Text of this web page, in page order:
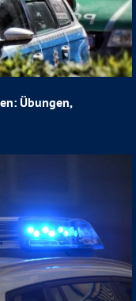
Übungen,